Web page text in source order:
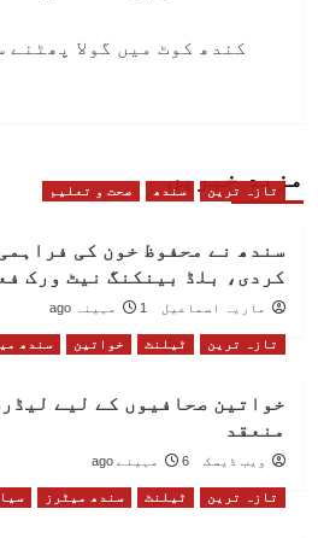
مزید خبریں
تازہ ترین سندھ صحت و تعلیم
سندھ نے محفوظ خون کی
کردی، بلڈ بینکنگ نیٹ ورک
ماریہ اسماعیل 1 مہینہ ago
تازہ ترین ٹیلنٹ خواتین سندھ
خواتین صحافیوں کے لیے
منعقد
ویب ڈیسک 6 مہینے ago
تازہ ترین ٹیلنٹ سندھ میٹرز